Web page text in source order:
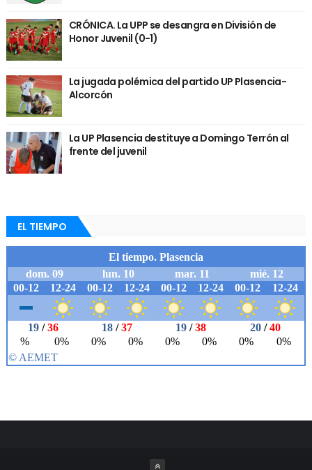
CRÓNICA. La UPP se desangra en División de
Honor Juvenil (0-1)
La jugada polémica del partido UP Plasencia-
Alcorcón
La UP Plasencia destituye a Domingo Terrón al
frente del juvenil
EL TIEMPO